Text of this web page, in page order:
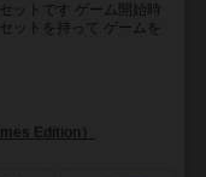
ットです ゲーム開始時
ットを持って ゲームを
Edition）